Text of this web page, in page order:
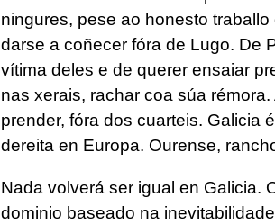
ningures, pese ao honesto
darse a coñecer fóra de Lugo. De
vítima deles e de querer ensaiar
nas xerais, rachar coa súa
prender, fóra dos cuarteis. Galicia
dereita en Europa. Ourense,
Nada volverá ser igual en Galicia.
dominio baseado na